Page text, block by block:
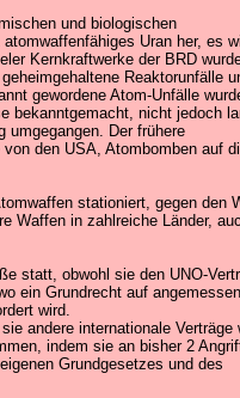
und biologischen
Uran her, es
Kernkraftwerke der BRD
Reaktorunfälle
gewordene Atom-Unfälle
bekanntgemacht, nicht jedoch
umgegangen. Der frühere
den USA, Atombomben auf
stationiert, gegen den
Waffen in zahlreiche Länder,
statt, obwohl sie den UNO-
ein Grundrecht auf
wird.
andere internationale Verträge
indem sie an bisher 2
Grundgesetzes und des